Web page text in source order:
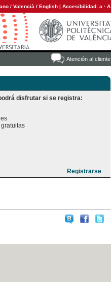
/ Valencià / English | Accesibilidad: a · A
Atención al cliente
disfrutar si se registra: